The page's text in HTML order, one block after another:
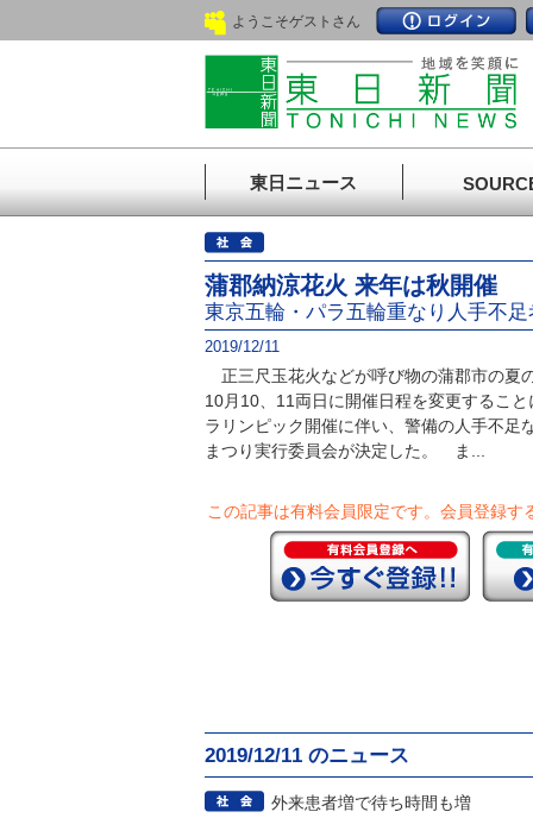
ようこそゲストさん
東日ニュース
蒲郡納涼花火 来年は秋開催
東京五輪・パラ五輪重なり人手不足
2019/12/11
正三尺玉花火などが呼び物の蒲郡市の夏
10月10、11両日に開催日程を変更するこ
ラリンピック開催に伴い、警備の人手不足
まつり実行委員会が決定した。 ま...
この記事は有料会員限定です。 会員登録す
2019/12/11 のニュース
外来患者増で待ち時間も増